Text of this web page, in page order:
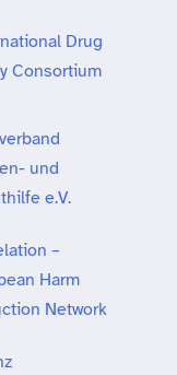
Drug
Consortium
und
e.V.
–
Harm
Network